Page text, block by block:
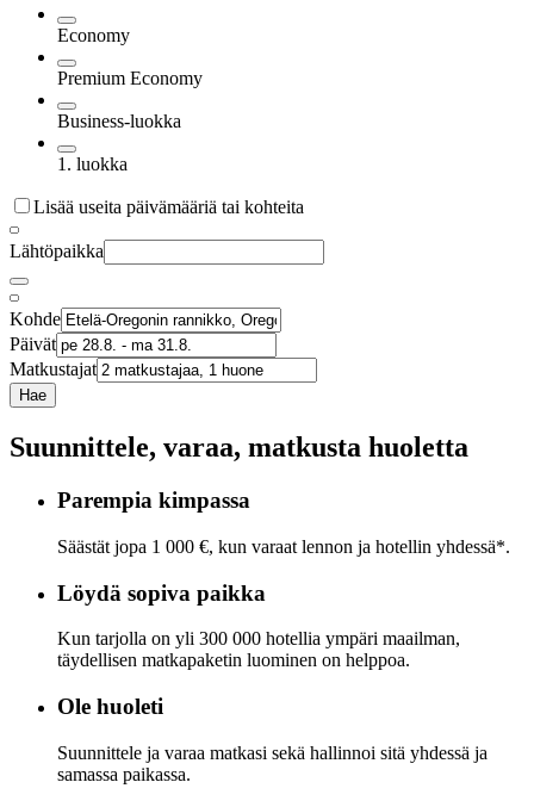
Economy
Premium Economy
Business-luokka
1. luokka
Lisää useita päivämääriä tai kohteita
Lähtöpaikka
Kohde
Päivät
Matkustajat
Hae
Suunnittele, varaa, matkusta huoletta
Parempia kimpassa
Säästät jopa 1 000 €, kun varaat lennon ja hotellin yhdessä*.
Löydä sopiva paikka
Kun tarjolla on yli 300 000 hotellia ympäri maailman,
täydellisen matkapaketin luominen on helppoa.
Ole huoleti
Suunnittele ja varaa matkasi sekä hallinnoi sitä yhdessä ja
samassa paikassa.